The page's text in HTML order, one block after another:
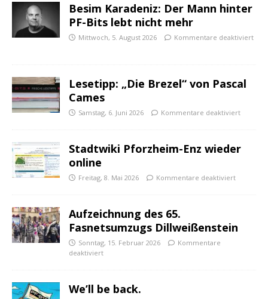
Besim Karadeniz: Der Mann hinter
PF-Bits lebt nicht mehr
Mittwoch, 5. August 2026 Kommentare deaktiviert
Lesetipp: „Die Brezel“ von Pascal
Cames
Samstag, 6. Juni 2026 Kommentare deaktiviert
Stadtwiki Pforzheim-Enz wieder
online
Freitag, 8. Mai 2026 Kommentare deaktiviert
Aufzeichnung des 65.
Fasnetsumzugs Dillweißenstein
Sonntag, 15. Februar 2026
Kommentare
deaktiviert
We’ll be back.